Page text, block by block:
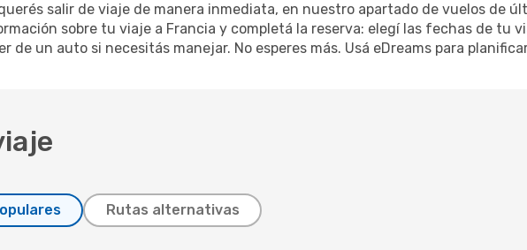
salir de viaje de manera inmediata, en nuestro apartado de vuelos de
sobre tu viaje a Francia y completá la reserva: elegí las fechas de tu
de un auto si necesitás manejar. No esperes más. Usá eDreams para
Rutas alternativas